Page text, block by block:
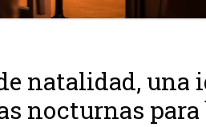
natalidad, una
nocturnas para